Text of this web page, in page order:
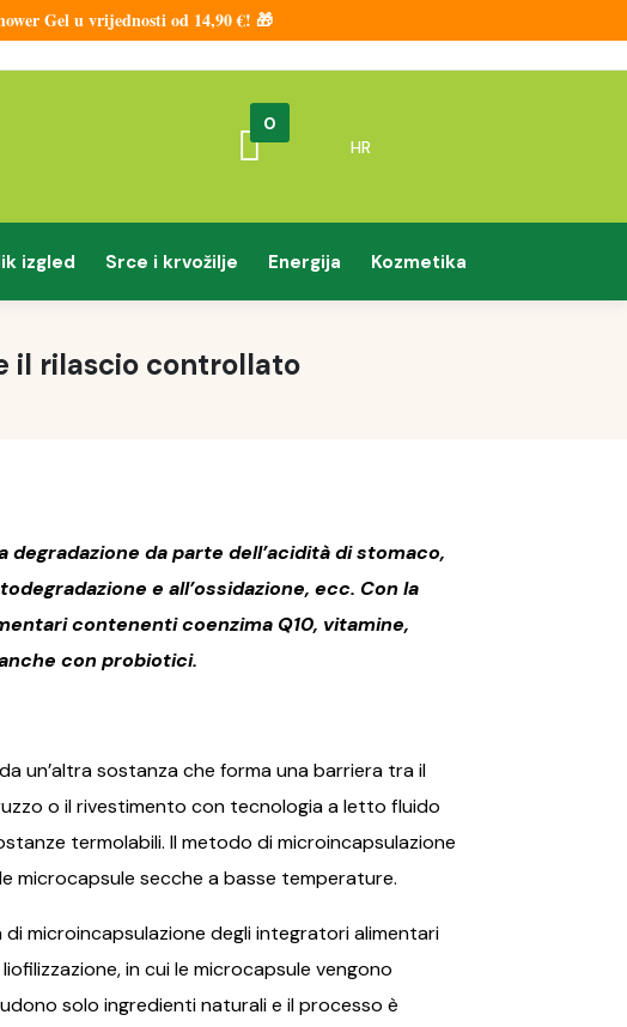
Gel u vrijednosti od 14,90 €! 🎁
0
HR
izgled Srce i krvožilje Energija Kozmetika
il rilascio controllato
da parte dell’acidità di stomaco,
e all’ossidazione, ecc. Con la
contenenti coenzima Q10, vitamine,
con probiotici.
un’altra sostanza che forma una barriera tra il
o il rivestimento con tecnologia a letto fluido
termolabili. Il metodo di microincapsulazione
microcapsule secche a basse temperature.
microincapsulazione degli integratori alimentari
in cui le microcapsule vengono
solo ingredienti naturali e il processo è